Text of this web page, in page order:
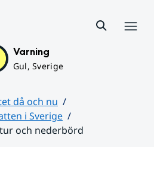
Varning
Gul, Sverige
då och nu
i Sverige
och nederbörd